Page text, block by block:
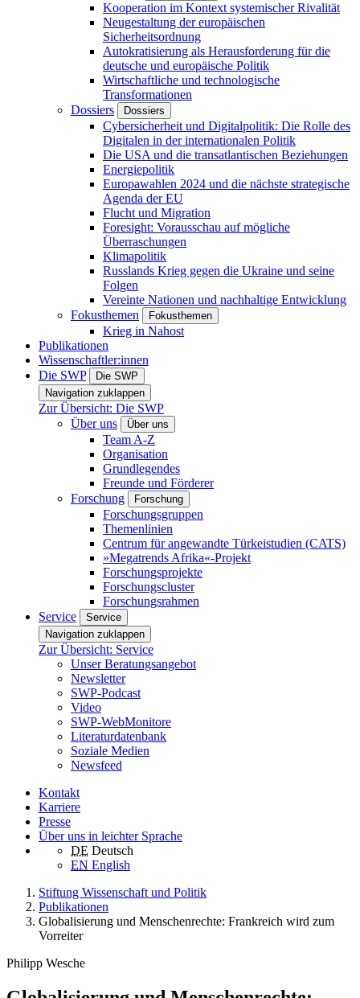
Kooperation im Kontext systemischer Rivalität
Neugestaltung der europäischen
Sicherheitsordnung
Autokratisierung als Herausforderung für die
deutsche und europäische Politik
Wirtschaftliche und technologische
Transformationen
Dossiers
Dossiers
Cybersicherheit und Digitalpolitik: Die Rolle des
Digitalen in der internationalen Politik
Die USA und die transatlantischen Beziehungen
Energiepolitik
Europawahlen 2024 und die nächste strategische
Agenda der EU
Flucht und Migration
Foresight: Vorausschau auf mögliche
Überraschungen
Klimapolitik
Russlands Krieg gegen die Ukraine und seine
Folgen
Vereinte Nationen und nachhaltige Entwicklung
Fokusthemen
Fokusthemen
Krieg in Nahost
Publikationen
Wissenschaftler:innen
Die SWP
Die SWP
Navigation zuklappen
Zur Übersicht: Die SWP
Über uns
Über uns
Team A-Z
Organisation
Grundlegendes
Freunde und Förderer
Forschung
Forschung
Forschungsgruppen
Themenlinien
Centrum für angewandte Türkeistudien (CATS)
»Megatrends Afrika«-Projekt
Forschungsprojekte
Forschungscluster
Forschungsrahmen
Service
Service
Navigation zuklappen
Zur Übersicht: Service
Unser Beratungsangebot
Newsletter
SWP-Podcast
Video
SWP-WebMonitore
Literaturdatenbank
Soziale Medien
Newsfeed
Kontakt
Karriere
Presse
Über uns in leichter Sprache
DE Deutsch
EN English
Stiftung Wissenschaft und Politik
Publikationen
Globalisierung und Menschenrechte: Frankreich wird zum
Vorreiter
Philipp Wesche